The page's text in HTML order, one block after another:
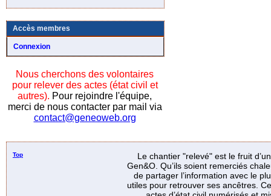
Accès membres
Connexion
Nous cherchons des volontaires
pour relever des actes (état civil et
autres). Pour rejoindre l'équipe,
merci de nous contacter par mail via
contact@geneoweb.org
Top
Le chantier "relevé" est le fruit
Gen&O. Qu’ils soient remerciés
de partager l’information avec le
utiles pour retrouver ses ancêtres.